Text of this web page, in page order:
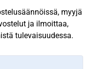
myyjä
ja ilmoittaa,
tulevaisuudessa.